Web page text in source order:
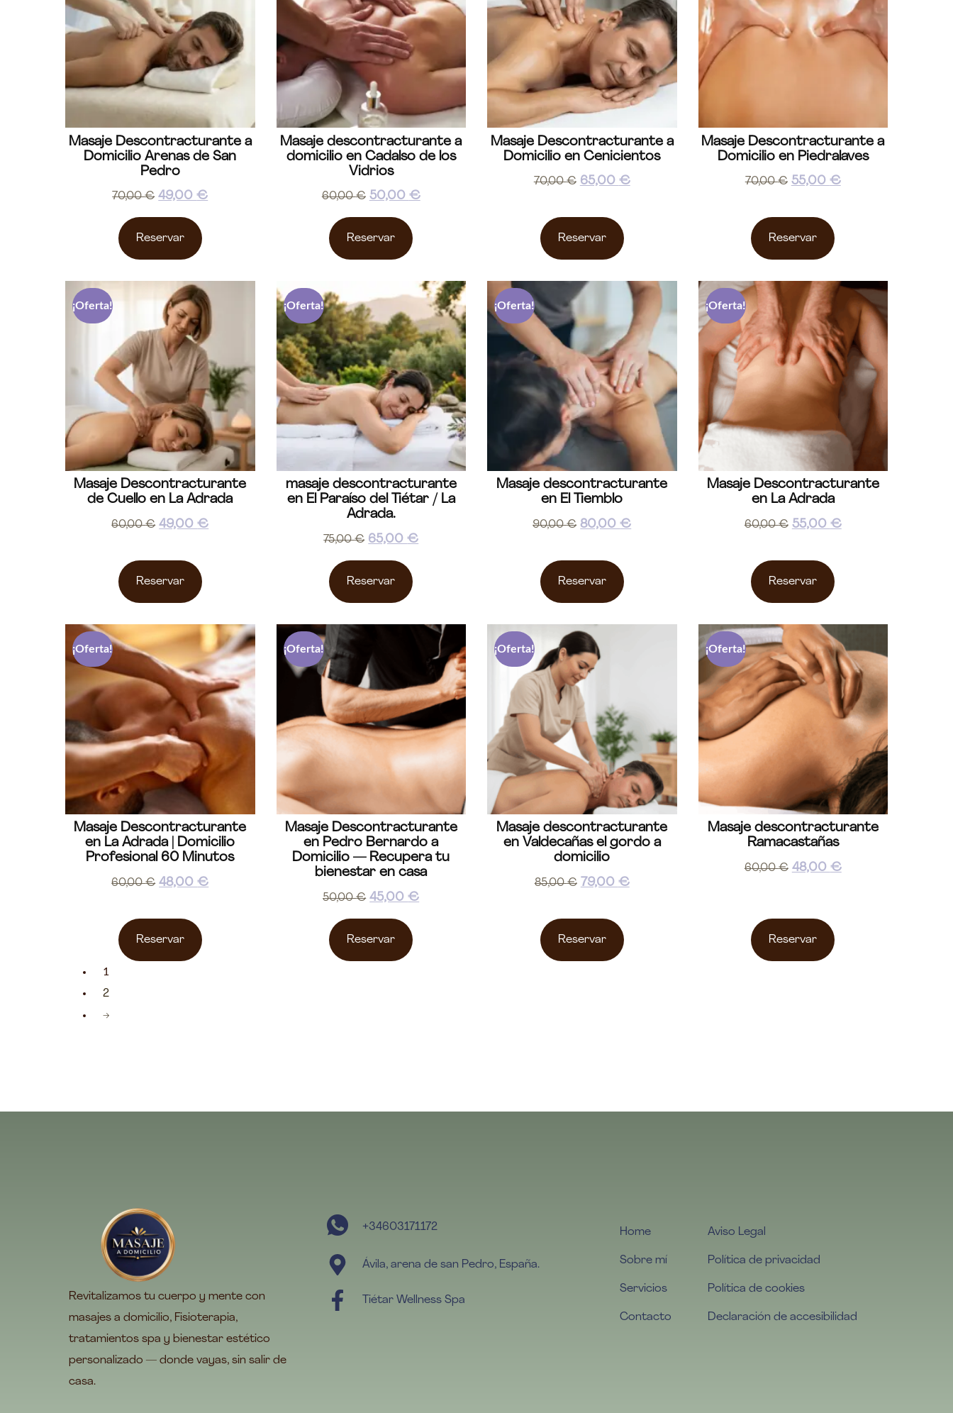
Masaje Descontracturante a
Domicilio Arenas de San
Pedro
70,00€ 49,00€
Reservar
Masaje descontracturante a
domicilio en Cadalso de los
Vidrios
60,00€ 50,00 €
Reservar
Masaje Descontracturante a
Domicilio en Cenicientos
70,00€ 65,00 €
Reservar
Masaje Descontracturante a
Domicilio en Piedralaves
70,00€ 55,00 €
Reservar
¡Oferta!
Masaje Descontracturante
de Cuello en La Adrada
60,00€ 49,00€
Reservar
¡Oferta!
masaje descontracturante
en El Paraíso del Tiétar / La
Adrada.
75,00€ 65,00€
Reservar
¡Oferta!
Masaje descontracturante
en El Tiemblo
90,00€ 80,00€
Reservar
¡Oferta!
Masaje Descontracturante
en La Adrada
60,00€ 55,00 €
Reservar
¡Oferta!
Masaje Descontracturante
en La Adrada | Domicilio
Profesional 60 Minutos
60,00€ 48,00€
Reservar
¡Oferta!
Masaje Descontracturante
en Pedro Bernardo a
Domicilio — Recupera tu
bienestar en casa
50,00€ 45,00€
Reservar
¡Oferta!
Masaje descontracturante
en Valdecañas el gordo a
domicilio
85,00€ 79,00 €
Reservar
¡Oferta!
Masaje descontracturante
Ramacastañas
60,00€ 48,00 €
Reservar
1
2
→
Revitalizamos tu cuerpo y mente con
masajes a domicilio, Fisioterapia,
tratamientos spa y bienestar estético
personalizado — donde vayas, sin salir de
casa.
+34603171172
Ávila, arena de san Pedro, España.
Tiétar Wellness Spa
Home
Sobre mí
Servicios
Contacto
Aviso Legal
Política de privacidad
Política de cookies
Declaración de accesibilidad